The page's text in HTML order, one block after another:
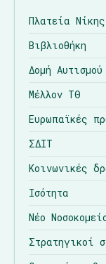
Πλατεία Νίκης
Βιβλιοθήκη
Δομή Αυτισμού
Μέλλον ΤΘ
Ευρωπαϊκές
ΣΔΙΤ
Κοινωνικές
Ισότητα
Νέο
Στρατηγικοί